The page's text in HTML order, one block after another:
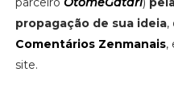
propagação de sua ideia,
Comentários Zenmanais,
site.